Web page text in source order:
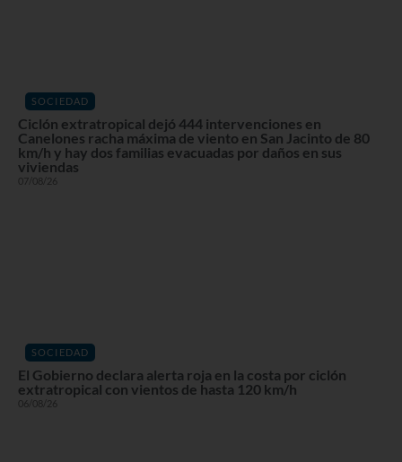
SOCIEDAD
Ciclón extratropical dejó 444 intervenciones en
Canelones racha máxima de viento en San Jacinto de 80
km/h y hay dos familias evacuadas por daños en sus
viviendas
07/08/26
SOCIEDAD
El Gobierno declara alerta roja en la costa por ciclón
extratropical con vientos de hasta 120 km/h
06/08/26